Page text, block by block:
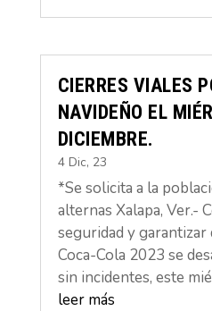
CIERRES VIALES
NAVIDEÑO EL
DICIEMBRE.
4 Dic, 23
*Se solicita a la
alternas Xalapa, Ver.-
seguridad y garantizar
Coca-Cola 2023 se
sin incidentes, este
leer más